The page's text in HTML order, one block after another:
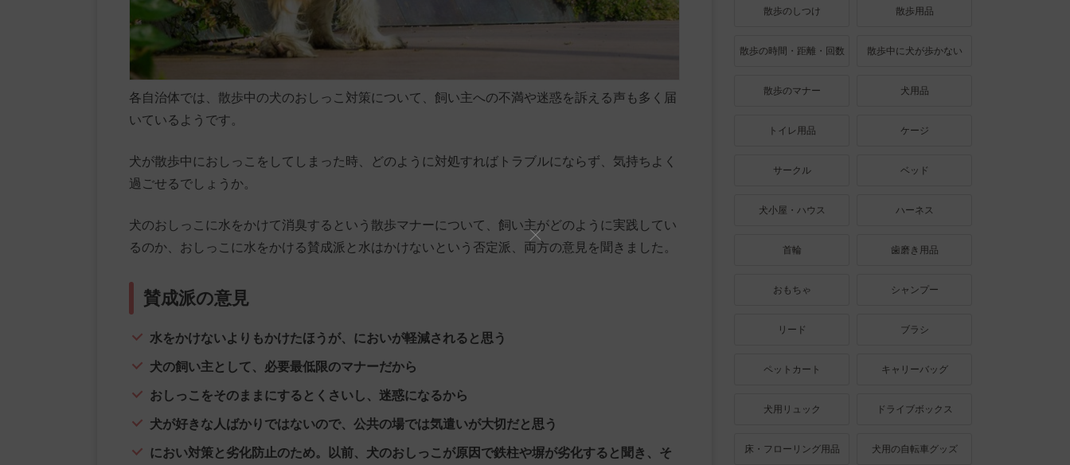
各自治体では、散歩中の犬のおしっこ対策について、飼い主への不満や迷惑を訴える声も多く届
いているようです。
犬が散歩中におしっこをしてしまった時、どのように対処すればトラブルにならず、気持ちよく
過ごせるでしょうか。
犬のおしっこに水をかけて消臭するという散歩マナーについて、飼い主がどのように実践してい
るのか、おしっこに水をかける賛成派と水はかけないという否定派、両方の意見を聞きました。
賛成派の意見
水をかけないよりもかけたほうが、においが軽減されると思う
犬の飼い主として、必要最低限のマナーだから
おしっこをそのままにするとくさいし、迷惑になるから
犬が好きな人ばかりではないので、公共の場では気遣いが大切だと思う
におい対策と劣化防止のため。以前、犬のおしっこが原因で鉄柱や塀が劣化すると聞き、そ
散歩のしつけ 散歩用品
散歩の時間・距離・回数 散歩中に犬が歩かない
散歩のマナー 犬用品
トイレ用品 ケージ
サークル ベッド
犬小屋・ハウス ハーネス
首輪 歯磨き用品
おもちゃ シャンプー
リード ブラシ
ペットカート キャリーバッグ
犬用リュック ドライブボックス
床・フローリング用品 犬用の自転車グッズ